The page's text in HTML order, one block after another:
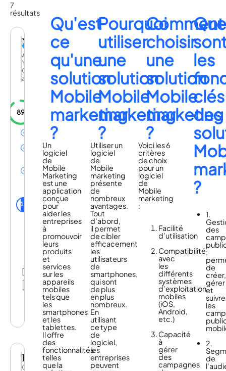
7
résultats
Notify
AI
Your
CRM
amplified
89
Réactivation
des inactifs
Engagement
des clients
Réduction
de la
pression
commerciale
10
utilisateurs
Notify AI de la
communauté
Partage
Mes
listes
Batch
CRM
Qu'est
ce
qu'une
solution
Mobile
marketing
?
Un
logiciel
de
Mobile
Marketing
est une
application
conçue
pour
aider les
entreprises
à
promouvoir
leurs
produits
et
services
sur les
appareils
mobiles
tels que
les
smartphones
et les
tablettes.
Il offre
des
fonctionnalités
telles
que la
Pourquoi
utiliser
une
solution
Mobile
marketing
?
Utiliser un
logiciel
de
Mobile
marketing
présente
de
nombreux
avantages.
Tout
d’abord,
il permet
de cibler
efficacement
les
utilisateurs
de
smartphones,
qui sont
de plus
en plus
nombreux.
En
utilisant
ce type
de
logiciel,
les
entreprises
peuvent
Comment
choisir
une
solution
Mobile
marketing
?
Voici les 6
critères
de choix
pour un
logiciel
de
Mobile
marketing
:
Facilité
d’utilisation
Compatibilité
avec
les
différents
systèmes
d’exploitation
mobiles
(iOS,
Android,
etc.)
Capacité
à
gérer
des
campagnes
les
clés
des
?
1.
des
:
de
créer,
gérer
et
suivre
les
2.
de